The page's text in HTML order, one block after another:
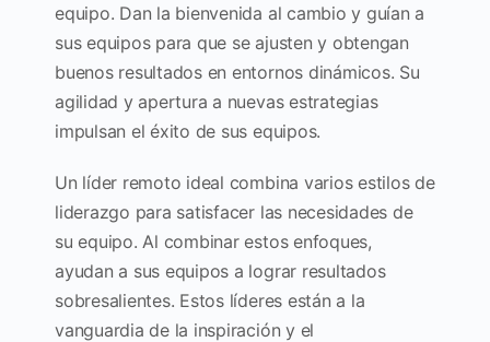
equipo. Dan la bienvenida al cambio y guían a
sus equipos para que se ajusten y obtengan
buenos resultados en entornos dinámicos. Su
agilidad y apertura a nuevas estrategias
impulsan el éxito de sus equipos.
Un líder remoto ideal combina varios estilos de
liderazgo para satisfacer las necesidades de
su equipo. Al combinar estos enfoques,
ayudan a sus equipos a lograr resultados
sobresalientes. Estos líderes están a la
vanguardia de la inspiración y el